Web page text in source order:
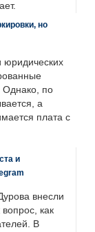
но
юридических
Однако, по
а
плата с
и
внесли
вопрос, как
В